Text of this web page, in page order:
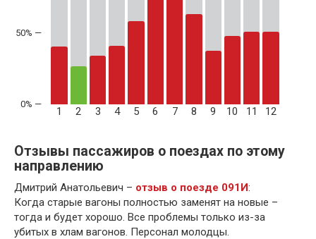
50% —
1 2 3 4 5 6 7 8 9 10 11 12
Отзывы пассажиров о поездах по этому
направлению
Дмитрий Анатольевич – отзыв о поезде 091И:
Когда старые вагоны полностью заменят на новые –
тогда и будет хорошо. Все проблемы только из-за
убитых в хлам вагонов. Персонал молодцы.